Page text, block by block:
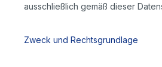
ausschließlich gemäß dieser
Zweck und Rechtsgrundlage